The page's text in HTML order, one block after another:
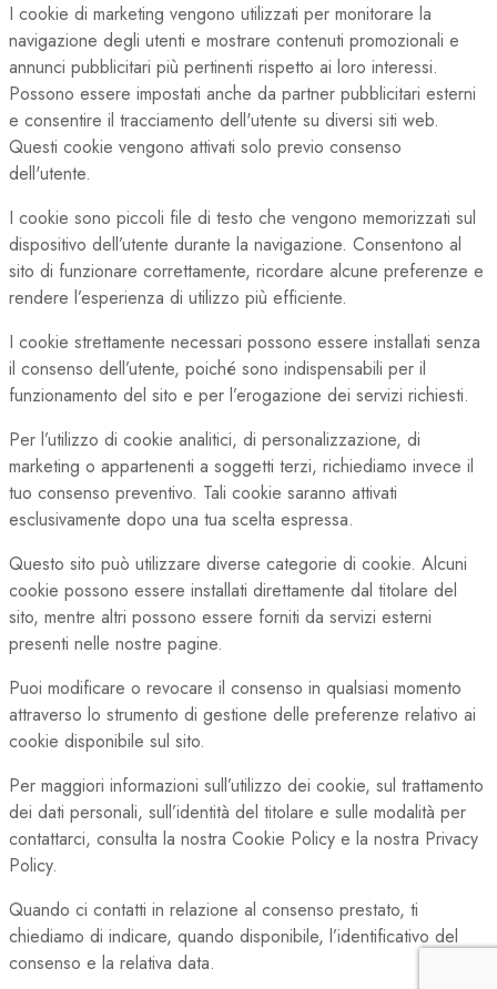
I cookie di marketing vengono utilizzati per monitorare la
navigazione degli utenti e mostrare contenuti promozionali e
annunci pubblicitari più pertinenti rispetto ai loro interessi.
Possono essere impostati anche da partner pubblicitari esterni
e consentire il tracciamento dell'utente su diversi siti web.
Questi cookie vengono attivati solo previo consenso
dell'utente.
I cookie sono piccoli file di testo che vengono memorizzati sul
dispositivo dell’utente durante la navigazione. Consentono al
sito di funzionare correttamente, ricordare alcune preferenze e
rendere l’esperienza di utilizzo più efficiente.
I cookie strettamente necessari possono essere installati senza
il consenso dell’utente, poiché sono indispensabili per il
funzionamento del sito e per l’erogazione dei servizi richiesti.
Per l’utilizzo di cookie analitici, di personalizzazione, di
marketing o appartenenti a soggetti terzi, richiediamo invece il
tuo consenso preventivo. Tali cookie saranno attivati
esclusivamente dopo una tua scelta espressa.
Questo sito può utilizzare diverse categorie di cookie. Alcuni
cookie possono essere installati direttamente dal titolare del
sito, mentre altri possono essere forniti da servizi esterni
presenti nelle nostre pagine.
Puoi modificare o revocare il consenso in qualsiasi momento
attraverso lo strumento di gestione delle preferenze relativo ai
cookie disponibile sul sito.
Per maggiori informazioni sull’utilizzo dei cookie, sul trattamento
dei dati personali, sull’identità del titolare e sulle modalità per
contattarci, consulta la nostra Cookie Policy e la nostra Privacy
Policy.
Quando ci contatti in relazione al consenso prestato, ti
chiediamo di indicare, quando disponibile, l’identificativo del
consenso e la relativa data.